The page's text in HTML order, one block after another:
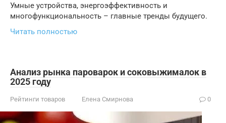
Умные устройства, энергоэффективность и
многофункциональность – главные тренды будущего.
Читать полностью
Анализ рынка пароварок и соковыжималок в
2025 году
Рейтинги товаров Елена Смирнова 0